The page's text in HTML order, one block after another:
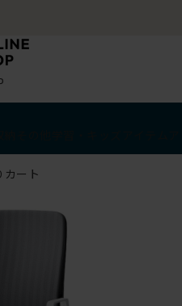
カート